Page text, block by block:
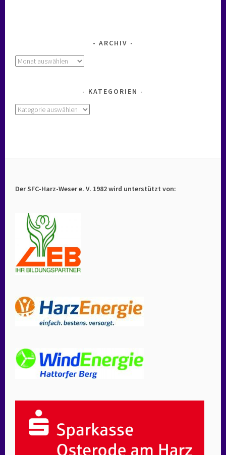
ARCHIV
Archiv
KATEGORIEN
Kategorien
Der SFC-Harz-Weser e. V. 1982 wird unterstützt von: